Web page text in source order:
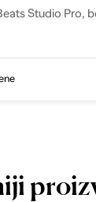
Studio Pro,